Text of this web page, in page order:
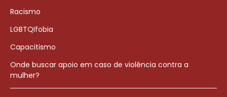
Racismo
LGBTQIfobia
Capacitismo
Onde buscar apoio em caso de violência contra a
mulher?